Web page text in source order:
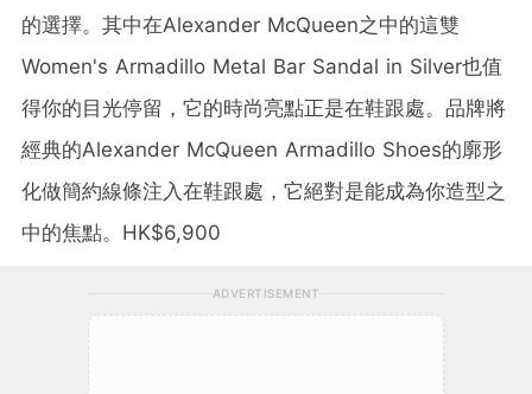
的選擇。其中在Alexander McQueen之中的這雙
Women's Armadillo Metal Bar Sandal in Silver也值
得你的目光停留，它的時尚亮點正是在鞋跟處。品牌將
經典的Alexander McQueen Armadillo Shoes的廓形
化做簡約線條注入在鞋跟處，它絕對是能成為你造型之
中的焦點。HK$6,900
ADVERTISEMENT